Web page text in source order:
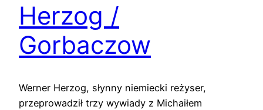
Herzog /
Gorbaczow
Werner Herzog, słynny niemiecki reżyser,
przeprowadził trzy wywiady z Michaiłem